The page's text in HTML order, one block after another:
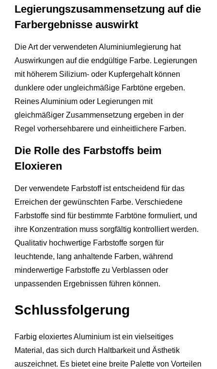
Legierungszusammensetzung auf die
Farbergebnisse auswirkt
Die Art der verwendeten Aluminiumlegierung hat
Auswirkungen auf die endgültige Farbe. Legierungen
mit höherem Silizium- oder Kupfergehalt können
dunklere oder ungleichmäßige Farbtöne ergeben.
Reines Aluminium oder Legierungen mit
gleichmäßiger Zusammensetzung ergeben in der
Regel vorhersehbarere und einheitlichere Farben.
Die Rolle des Farbstoffs beim
Eloxieren
Der verwendete Farbstoff ist entscheidend für das
Erreichen der gewünschten Farbe. Verschiedene
Farbstoffe sind für bestimmte Farbtöne formuliert, und
ihre Konzentration muss sorgfältig kontrolliert werden.
Qualitativ hochwertige Farbstoffe sorgen für
leuchtende, lang anhaltende Farben, während
minderwertige Farbstoffe zu Verblassen oder
unpassenden Ergebnissen führen können.
Schlussfolgerung
Farbig eloxiertes Aluminium ist ein vielseitiges
Material, das sich durch Haltbarkeit und Ästhetik
auszeichnet. Es bietet eine breite Palette von Vorteilen